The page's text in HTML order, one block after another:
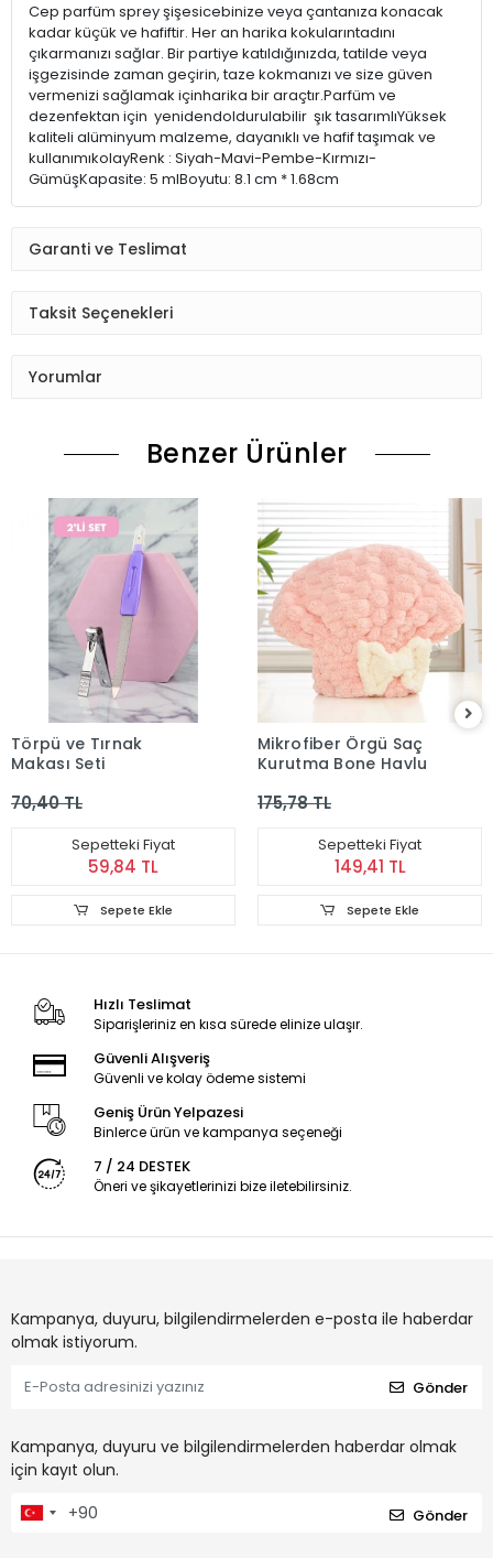
Cep parfüm sprey şişesicebinize veya çantanıza konacak
kadar küçük ve hafiftir. Her an harika kokularıntadını
çıkarmanızı sağlar. Bir partiye katıldığınızda, tatilde veya
işgezisinde zaman geçirin, taze kokmanızı ve size güven
vermenizi sağlamak içinharika bir araçtır.Parfüm ve
dezenfektan için yenidendoldurulabilir şık tasarımlıYüksek
kaliteli alüminyum malzeme, dayanıklı ve hafif taşımak ve
kullanımıkolayRenk : Siyah-Mavi-Pembe-Kırmızı-
GümüşKapasite: 5 mlBoyutu: 8.1 cm * 1.68cm
Garanti ve Teslimat
Taksit Seçenekleri
Yorumlar
Benzer Ürünler
Törpü ve Tırnak
Makası Seti
70,40 TL
Sepetteki Fiyat
59,84 TL
Sepete Ekle
Mikrofiber Örgü Saç
Kurutma Bone Havlu
175,78 TL
Sepetteki Fiyat
149,41 TL
Sepete Ekle
Hızlı Teslimat
Siparişleriniz en kısa sürede elinize ulaşır.
Güvenli Alışveriş
Güvenli ve kolay ödeme sistemi
Geniş Ürün Yelpazesi
Binlerce ürün ve kampanya seçeneği
7 / 24 DESTEK
Öneri ve şikayetlerinizi bize iletebilirsiniz.
Kampanya, duyuru, bilgilendirmelerden e-posta ile haberdar
olmak istiyorum.
Gönder
Kampanya, duyuru ve bilgilendirmelerden haberdar olmak
için kayıt olun.
Gönder